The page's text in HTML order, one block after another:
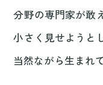
分野の専門家が敢
小さく見せようと
当然ながら生まれ